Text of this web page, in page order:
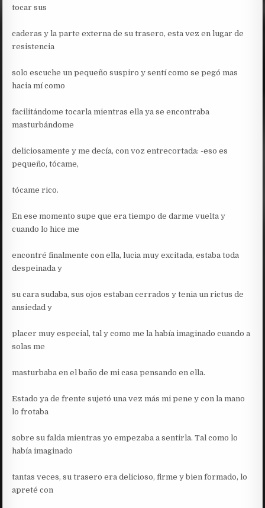
tocar sus
caderas y la parte externa de su trasero, esta vez en lugar de
resistencia
solo escuche un pequeño suspiro y sentí como se pegó mas
hacia mí como
facilitándome tocarla mientras ella ya se encontraba
masturbándome
deliciosamente y me decía, con voz entrecortada: -eso es
pequeño, tócame,
tócame rico.
En ese momento supe que era tiempo de darme vuelta y
cuando lo hice me
encontré finalmente con ella, lucia muy excitada, estaba toda
despeinada y
su cara sudaba, sus ojos estaban cerrados y tenia un rictus de
ansiedad y
placer muy especial, tal y como me la había imaginado cuando a
solas me
masturbaba en el baño de mi casa pensando en ella.
Estado ya de frente sujetó una vez más mi pene y con la mano
lo frotaba
sobre su falda mientras yo empezaba a sentirla. Tal como lo
había imaginado
tantas veces, su trasero era delicioso, firme y bien formado, lo
apreté con